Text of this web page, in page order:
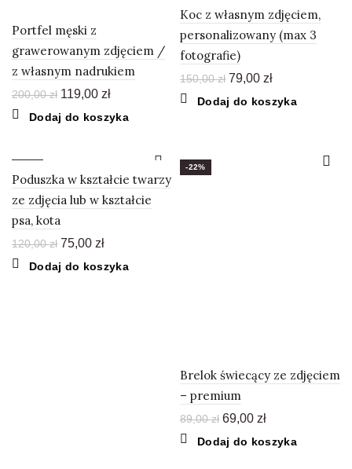
Portfel męski z
grawerowanym zdjęciem /
z własnym nadrukiem
200,00zł Pierwotna
wynosiła:
119,00 złAktualna
wynosi:
Dodaj do koszyka
Koc z własnym zdjęciem,
personalizowany (max 3
fotografie)
150,00zł Pierwotna
wynosiła:
79,00 złAktualna
wynosi:
Dodaj do koszyka
Poduszka w kształcie twarzy
ze zdjęcia lub w kształcie
psa, kota
120,00zł Pierwotna
wynosiła:
75,00 złAktualna
wynosi:
Dodaj do koszyka
-22%
Brelok świecący ze zdjęciem
– premium
89,00zł Pierwotna
wynosiła:
69,00 złAktualna
wynosi:
Dodaj do koszyka